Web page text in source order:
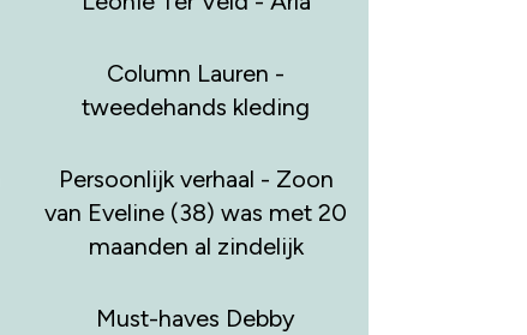
Column Lauren -
tweedehands kleding
Persoonlijk verhaal - Zoon
van Eveline (38) was met 20
maanden al zindelijk
Must-haves Debby